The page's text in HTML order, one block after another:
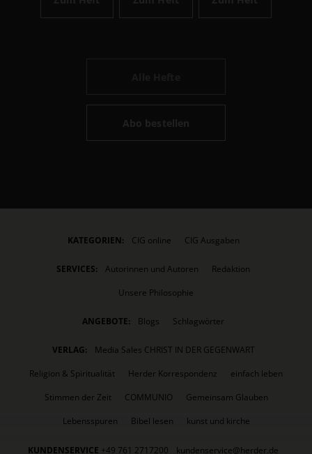
Abo bestellen
KATEGORIEN: CIG online CIG Ausgaben
SERVICES: Autorinnen und Autoren
Redaktion
Unsere Philosophie
ANGEBOTE: Blogs Schlagwörter
VERLAG:
Media Sales CHRIST IN DER GEGENWART
Religion & Spiritualität
Herder Korrespondenz
einfach leben
Stimmen der Zeit
COMMUNIO
Gemeinsam Glauben
Lebensspuren
Bibel lesen kunst und kirche
KUNDENSERVICE +49 761 2717200
kundenservice@herder.de